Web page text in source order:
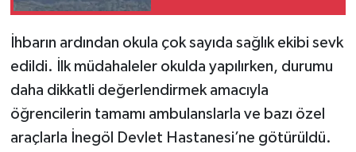
İhbarın ardından okula çok sayıda sağlık ekibi sevk
edildi. İlk müdahaleler okulda yapılırken, durumu
daha dikkatli değerlendirmek amacıyla
öğrencilerin tamamı ambulanslarla ve bazı özel
araçlarla İnegöl Devlet Hastanesi’ne götürüldü.